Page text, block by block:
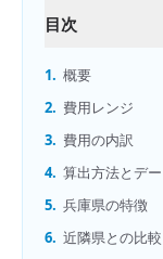
目次
1. 概要
2. 費用レンジ
3. 費用の内訳
4. 算出方法とデ
5. 兵庫県の特徴
6. 近隣県との比較